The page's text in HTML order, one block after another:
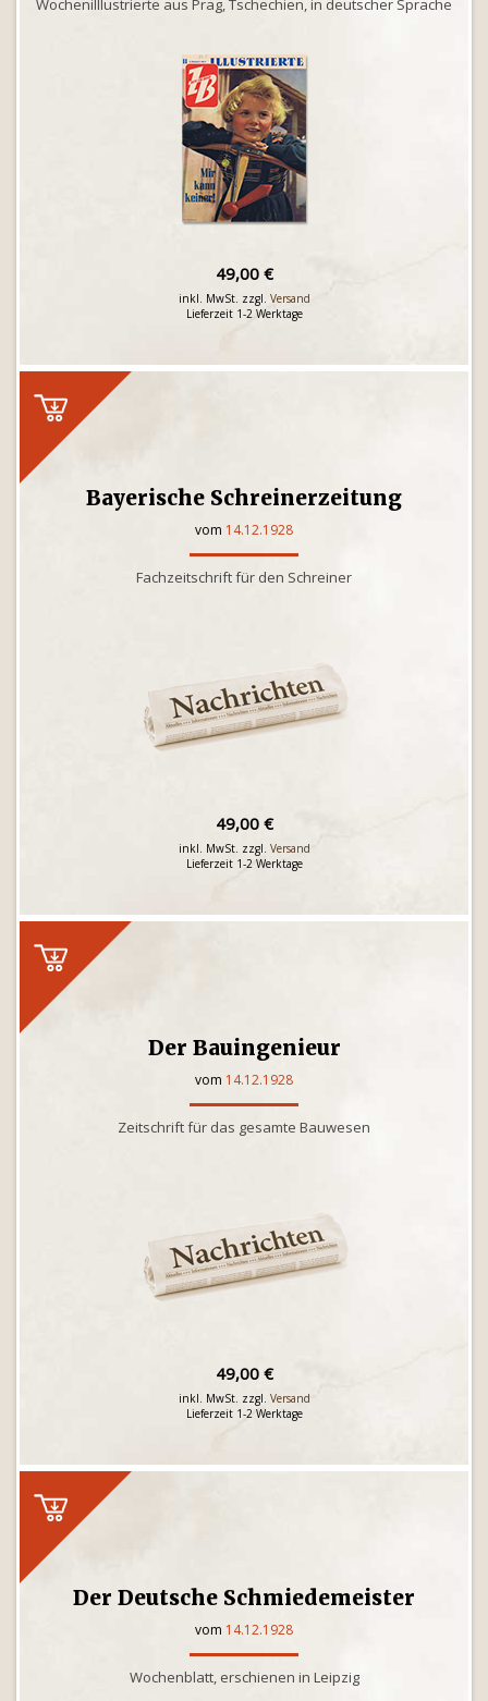
Wochenilllustrierte aus Prag, Tschechien, in deutscher Sprache
49,00 €
inkl. MwSt. zzgl. Versand
Lieferzeit 1-2 Werktage
Bayerische Schreinerzeitung
vom 14.12.1928
Fachzeitschrift für den Schreiner
49,00 €
inkl. MwSt. zzgl. Versand
Lieferzeit 1-2 Werktage
Der Bauingenieur
vom 14.12.1928
Zeitschrift für das gesamte Bauwesen
49,00 €
inkl. MwSt. zzgl. Versand
Lieferzeit 1-2 Werktage
Der Deutsche Schmiedemeister
vom 14.12.1928
Wochenblatt, erschienen in Leipzig